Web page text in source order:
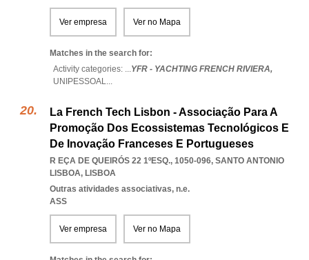
Ver empresa Ver no Mapa
Matches in the search for:
Activity categories: ...YFR - YACHTING FRENCH RIVIERA,
UNIPESSOAL...
La French Tech Lisbon - Associação Para A
Promoção Dos Ecossistemas Tecnológicos E
De Inovação Franceses E Portugueses
R EÇA DE QUEIRÓS 22 1ºESQ., 1050-096, SANTO ANTONIO
LISBOA, LISBOA
Outras atividades associativas, n.e.
ASS
Ver empresa Ver no Mapa